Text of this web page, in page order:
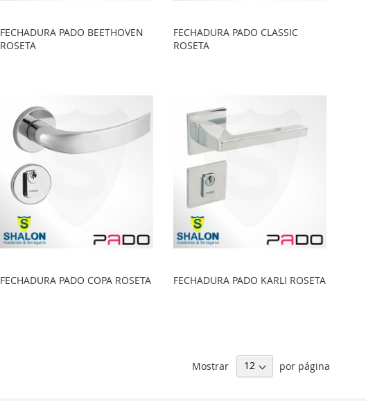
FECHADURA PADO BEETHOVEN
ROSETA
FECHADURA PADO CLASSIC
ROSETA
FECHADURA PADO COPA ROSETA
FECHADURA PADO KARLI ROSETA
Mostrar por página